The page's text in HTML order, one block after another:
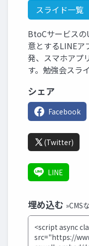
スライド一覧
BtoCサービスの
意とするLINEア
発、スマホアプ
す。勉強会スラ
シェア
Facebook
(Twitter)
LINE
埋め込む »CMS